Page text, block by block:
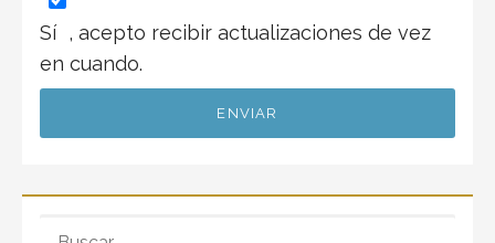
Sí , acepto recibir actualizaciones de vez
en cuando.